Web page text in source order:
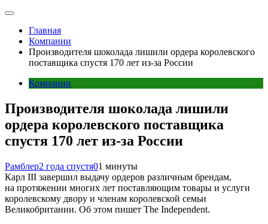
Главная
Компании
Производителя шоколада лишили ордера королевского
поставщика спустя 170 лет из-за России
Компании
Производителя шоколада лишили
ордера королевского поставщика
спустя 170 лет из-за России
Рамблер2 года спустя01 минуты
Карл III завершил выдачу ордеров различным брендам,
на протяжении многих лет поставляющим товары и услуги
королевскому двору и членам королевской семьи
Великобритании. Об этом пишет The Independent.